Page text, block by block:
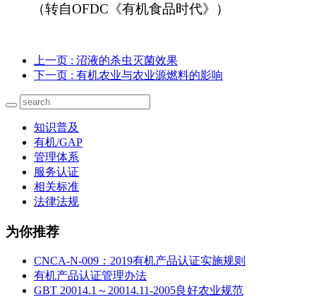
（转自OFDC《有机食品时代》）
上一页 : 沼液的杀虫灭菌效果
下一页 : 有机农业与农业源燃料的影响
知识普及
有机/GAP
管理体系
服务认证
相关标准
法律法规
为你推荐
CNCA-N-009：2019有机产品认证实施规则
有机产品认证管理办法
GBT 20014.1～20014.11-2005良好农业规范